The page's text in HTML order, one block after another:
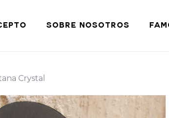
SOBRE NOSOTROS Cart
Crystal